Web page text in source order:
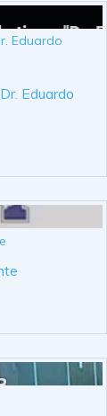
Eduardo